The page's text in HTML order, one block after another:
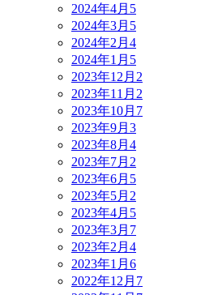
2024年4月 5
2024年3月 5
2024年2月 4
2024年1月 5
2023年12月 2
2023年11月 2
2023年10月 7
2023年9月 3
2023年8月 4
2023年7月 2
2023年6月 5
2023年5月 2
2023年4月 5
2023年3月 7
2023年2月 4
2023年1月 6
2022年12月 7